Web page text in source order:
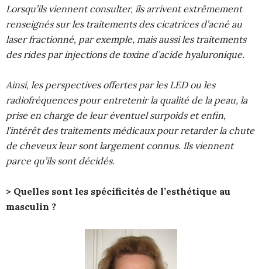
Lorsqu’ils viennent consulter, ils arrivent extrêmement
renseignés sur les traitements des cicatrices d’acné au
laser fractionné, par exemple, mais aussi les traitements
des rides par injections de toxine d’acide hyaluronique.
Ainsi, les perspectives offertes par les LED ou les
radiofréquences pour entretenir la qualité de la peau, la
prise en charge de leur éventuel surpoids et enfin,
l’intérêt des traitements médicaux pour retarder la chute
de cheveux leur sont largement connus. Ils viennent
parce qu’ils sont décidés.
> Quelles sont les spécificités de l’esthétique au
masculin ?